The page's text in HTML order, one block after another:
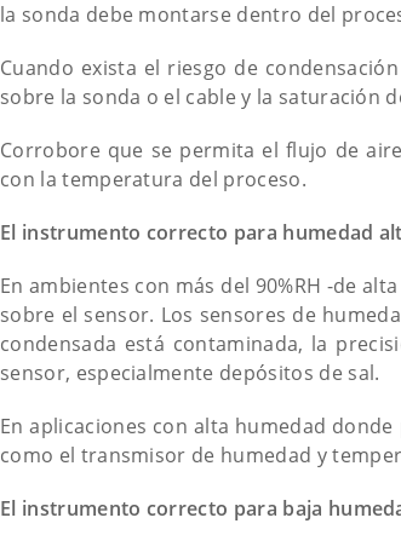
la sonda debe montarse dentro del
Cuando exista el riesgo de
sobre la sonda o el cable y la saturación
Corrobore que se permita el flujo de
con la temperatura del proceso.
El instrumento correcto para humedad
En ambientes con más del 90%RH -de
sobre el sensor. Los sensores de
condensada está contaminada, la
sensor, especialmente depósitos de sal.
En aplicaciones con alta humedad
como el transmisor de humedad y
El instrumento correcto para baja